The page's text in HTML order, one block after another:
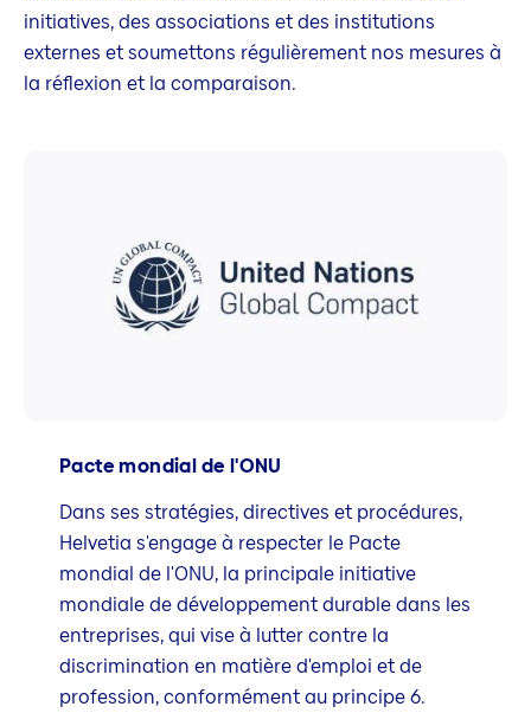
initiatives, des associations et des institutions
externes et soumettons régulièrement nos mesures à
la réflexion et la comparaison.
Pacte mondial de l'ONU
Dans ses stratégies, directives et procédures,
Helvetia s'engage à respecter le Pacte
mondial de l'ONU, la principale initiative
mondiale de développement durable dans les
entreprises, qui vise à lutter contre la
discrimination en matière d'emploi et de
profession, conformément au principe 6.